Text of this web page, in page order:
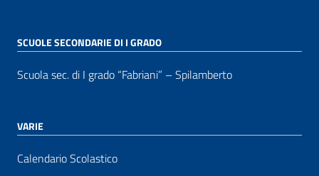
SCUOLE SECONDARIE DI I GRADO
Scuola sec. di I grado “Fabriani” – Spilamberto
VARIE
Calendario Scolastico